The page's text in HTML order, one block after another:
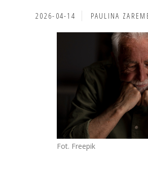
2026-04-14 PAULINA
Fot. Freepik